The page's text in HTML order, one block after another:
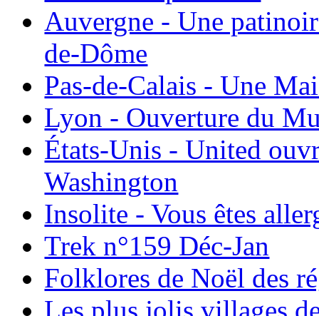
Auvergne - Une
de-Dôme
Pas-de-Calais - Une
Lyon - Ouverture du
États-Unis - United
Washington
Insolite - Vous êtes
Trek n°159 Déc-Jan
Folklores de Noël des
Les plus jolis villages